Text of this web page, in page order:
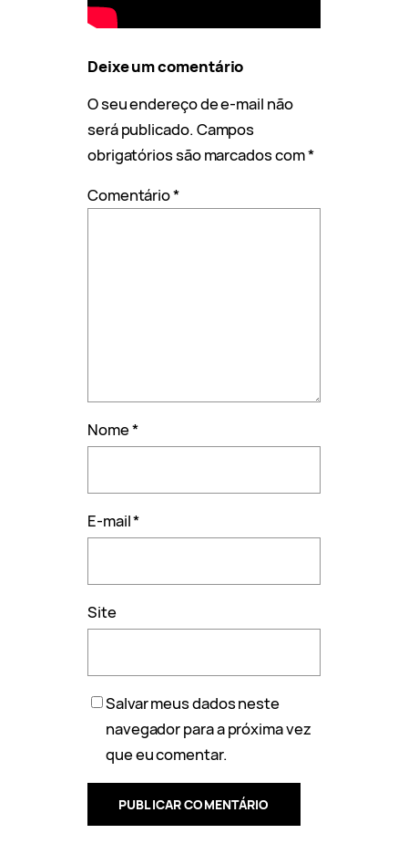
Deixe um comentário
O seu endereço de e-mail não
será publicado. Campos
obrigatórios são marcados com*
Comentário*
Nome*
E-mail*
Site
Salvar meus dados neste
navegador para a próxima vez
que eu comentar.